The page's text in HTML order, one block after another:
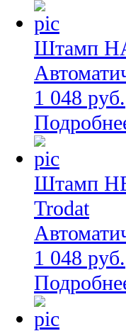
Штамп НА
1 048 руб.
Штамп
Trodat
1 048 руб.